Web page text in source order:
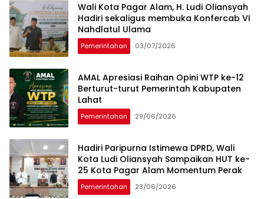
Wali Kota Pagar Alam, H. Ludi Oliansyah
Hadiri sekaligus membuka Konfercab VI
Nahdlatul Ulama
Pemerintahan 03/07/2026
AMAL Apresiasi Raihan Opini WTP ke-12
Berturut-turut Pemerintah Kabupaten
Lahat
Pemerintahan 29/06/2026
Hadiri Paripurna Istimewa DPRD, Wali
Kota Ludi Oliansyah Sampaikan HUT ke-
25 Kota Pagar Alam Momentum Perak
Pemerintahan 23/06/2026